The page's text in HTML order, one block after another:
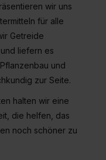
(Art. 49 Abs. 1
über kein
– Schrems
jederzeit mit
„Datenschutz-
zu den
auf „Details
wir uns
für alle
Getreide
liefern es
und
zur Seite.
halten wir eine
die helfen, das
noch schöner zu